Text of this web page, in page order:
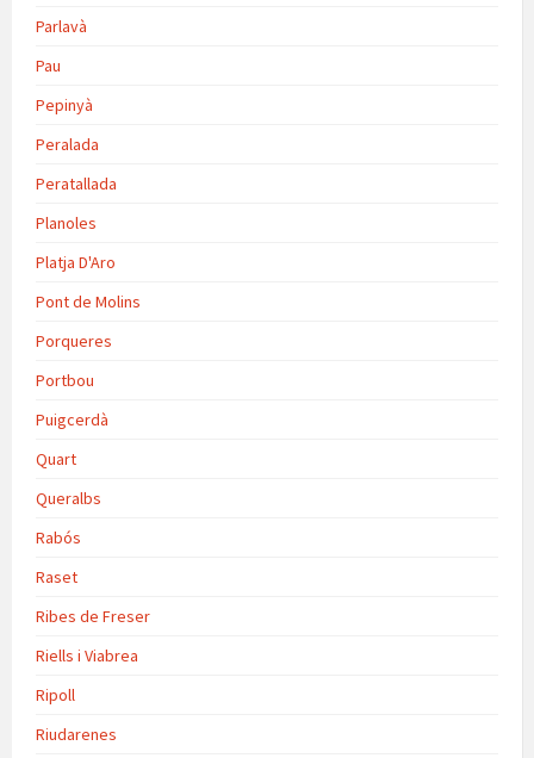
Parlavà
Pau
Pepinyà
Peralada
Peratallada
Planoles
Platja D'Aro
Pont de Molins
Porqueres
Portbou
Puigcerdà
Quart
Queralbs
Rabós
Raset
Ribes de Freser
Riells i Viabrea
Ripoll
Riudarenes